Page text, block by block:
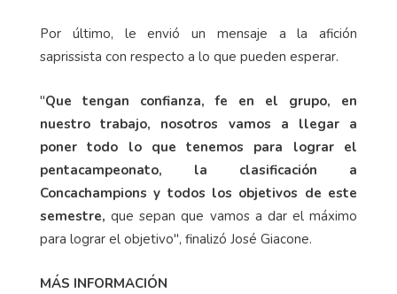
Por último, le envió un mensaje a la afición
saprissista con respecto a lo que pueden esperar.
"Que tengan confianza, fe en el grupo, en
nuestro trabajo, nosotros vamos a llegar a
poner todo lo que tenemos para lograr el
pentacampeonato, la clasificación a
Concachampions y todos los objetivos de este
semestre, que sepan que vamos a dar el máximo
para lograr el objetivo", finalizó José Giacone.
MÁS INFORMACIÓN